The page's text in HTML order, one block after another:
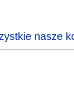
nasze